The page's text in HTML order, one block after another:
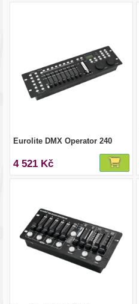
Eurolite DMX Operator 240
4 521 Kč